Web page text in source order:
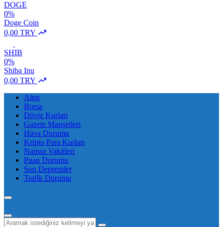
DOGE
0%
Doge Coin
0,00 TRY
SHIB
0%
Shiba Inu
0,00 TRY
Altın
Borsa
Döviz Kurları
Gazete Manşetleri
Hava Durumu
Kripto Para Kurları
Namaz Vakitleri
Puan Durumu
Son Depremler
Trafik Durumu